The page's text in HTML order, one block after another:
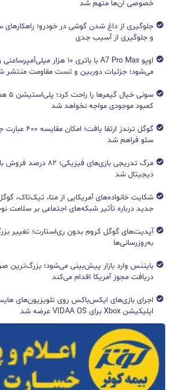
خصوصی آن‌ها متهم شد
جلوگیری از داغ شدن گوشی در خودرو؛ راهکارهای
و جلوگیری از آسیب جدی
می‌شود؛ جزئیات دوربین و تست مقاومت منتشر
کمبود موجودی مواجه نخواهد شد
گوگل ترندز
سئو فراهم شد
مرگ تدریجی بازی‌های
دیجیتال شد
شکایت خانواده‌های آمریکایی از متا، تیک‌تاک،
جدید درباره تأثیر شبکه‌های اجتماعی بر سلامت
آپدیت‌های گوگل کروم بدون ری‌استارت؛ تغییر
به‌روزرسانی‌ها
بایننس وارد بازار پیش‌بینی می‌شود؛ بزرگ‌ترین
دریافت مجوز آمریکا اقدام می‌کند
اجرای بازی‌های ایکس‌باکس روی تلویزیون‌های
اپلیکیشن Xbox برای VIDAA OS عرضه شد